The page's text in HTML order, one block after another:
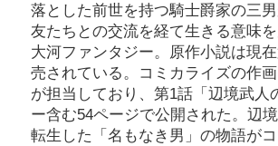
落とした前世を持つ騎士爵家の三
友たちとの交流を経て生きる意味を
大河ファンタジー。原作小説は現
売されている。コミカライズの作
が担当しており、第1話「辺境武人
ー含む54ページで公開された。辺
転生した「名もなき男」の物語が